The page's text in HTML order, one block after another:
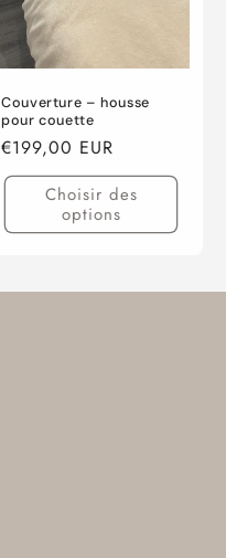
Couverture – housse
pour couette
Prix
habituel
€199,00 EUR
Choisir des
options